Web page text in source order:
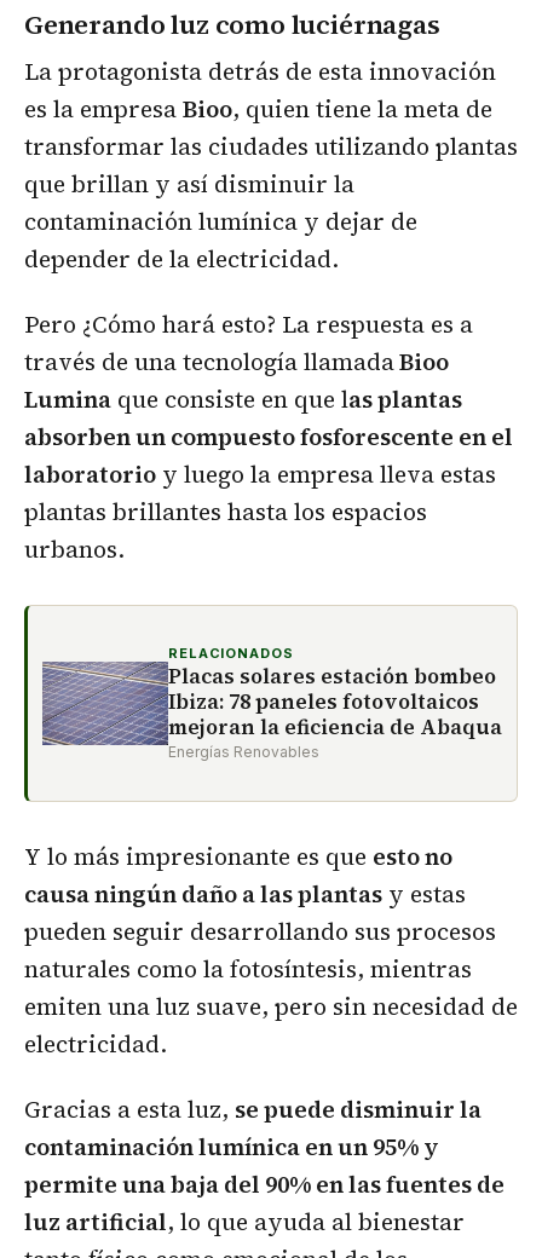
Generando luz como luciérnagas
La protagonista detrás de esta innovación
es la empresaBioo, quien tiene la meta de
transformar las ciudades utilizando plantas
que brillan y así disminuir la
contaminación lumínica y dejar de
depender de la electricidad.
Pero ¿Cómo hará esto? La respuesta es a
través de una tecnología llamadaBioo
Lumina que consiste en que las plantas
absorben un compuesto fosforescente en el
laboratorio y luego la empresa lleva estas
plantas brillantes hasta los espacios
urbanos.
RELACIONADOS
Placas solares estación bombeo
Ibiza: 78 paneles fotovoltaicos
mejoran la eficiencia de Abaqua
Energías Renovables
Y lo más impresionante es que esto no
causa ningún daño a las plantas y estas
pueden seguir desarrollando sus procesos
naturales como la fotosíntesis, mientras
emiten una luz suave, pero sin necesidad de
electricidad.
Gracias a esta luz, se puede disminuir la
contaminación lumínica en un 95% y
permite una baja del 90% en las fuentes de
luz artificial, lo que ayuda al bienestar